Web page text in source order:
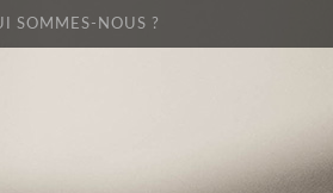
SOMMES-NOUS ?